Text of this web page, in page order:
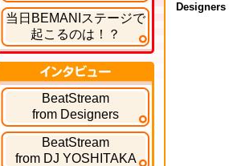
Designers
当日BEMANIステージで
起こるのは！？
インタビューBeatStream
from Designers
BeatStream
from DJ YOSHITAKA